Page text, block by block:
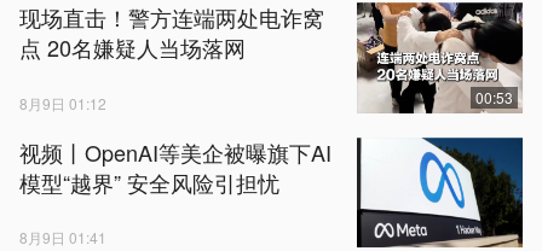
现场直击！警方连端两处电诈窝
点 20名嫌疑人当场落网
8月9日 01:12 00:53
视频丨OpenAI等美企被曝旗下AI
模型“越界” 安全风险引担忧
8月9日 01:41